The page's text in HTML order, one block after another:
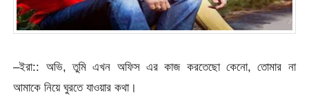
–ইরা:: অভি, তুমি এখন অফিস এর কাজ করতেছো কেনো, তোমার না
আমাকে নিয়ে ঘুরতে যাওয়ার কথা।